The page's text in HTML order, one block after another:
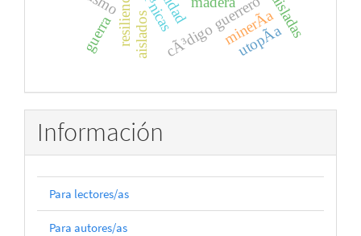
cÃ³digo guerrero
resilienciaaislados minerÃ­a
utopÃ­a
guerra
Información
Para lectores/as
Para autores/as